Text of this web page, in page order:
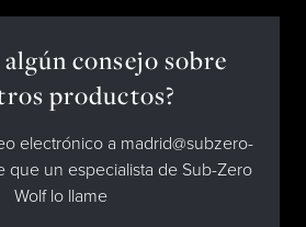
algún consejo sobre
productos?
electrónico a madrid@subzero-
que un especialista de Sub-Zero
Wolf lo llame